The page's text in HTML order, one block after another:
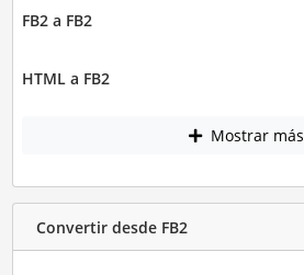
FB2 a FB2
HTML a FB2
Mostrar más
Convertir desde FB2